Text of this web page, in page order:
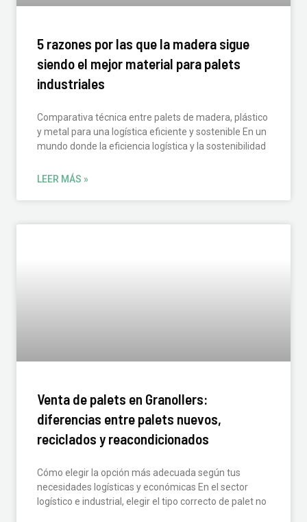
5 razones por las que la madera sigue
siendo el mejor material para palets
industriales
Comparativa técnica entre palets de madera, plástico
y metal para una logística eficiente y sostenible En un
mundo donde la eficiencia logística y la sostenibilidad
LEER MÁS »
Venta de palets en Granollers:
diferencias entre palets nuevos,
reciclados y reacondicionados
Cómo elegir la opción más adecuada según tus
necesidades logísticas y económicas En el sector
logístico e industrial, elegir el tipo correcto de palet no